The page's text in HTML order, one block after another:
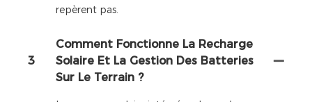
repèrent pas.
3
Comment Fonctionne La Recharge
Solaire Et La Gestion Des Batteries
Sur Le Terrain ?